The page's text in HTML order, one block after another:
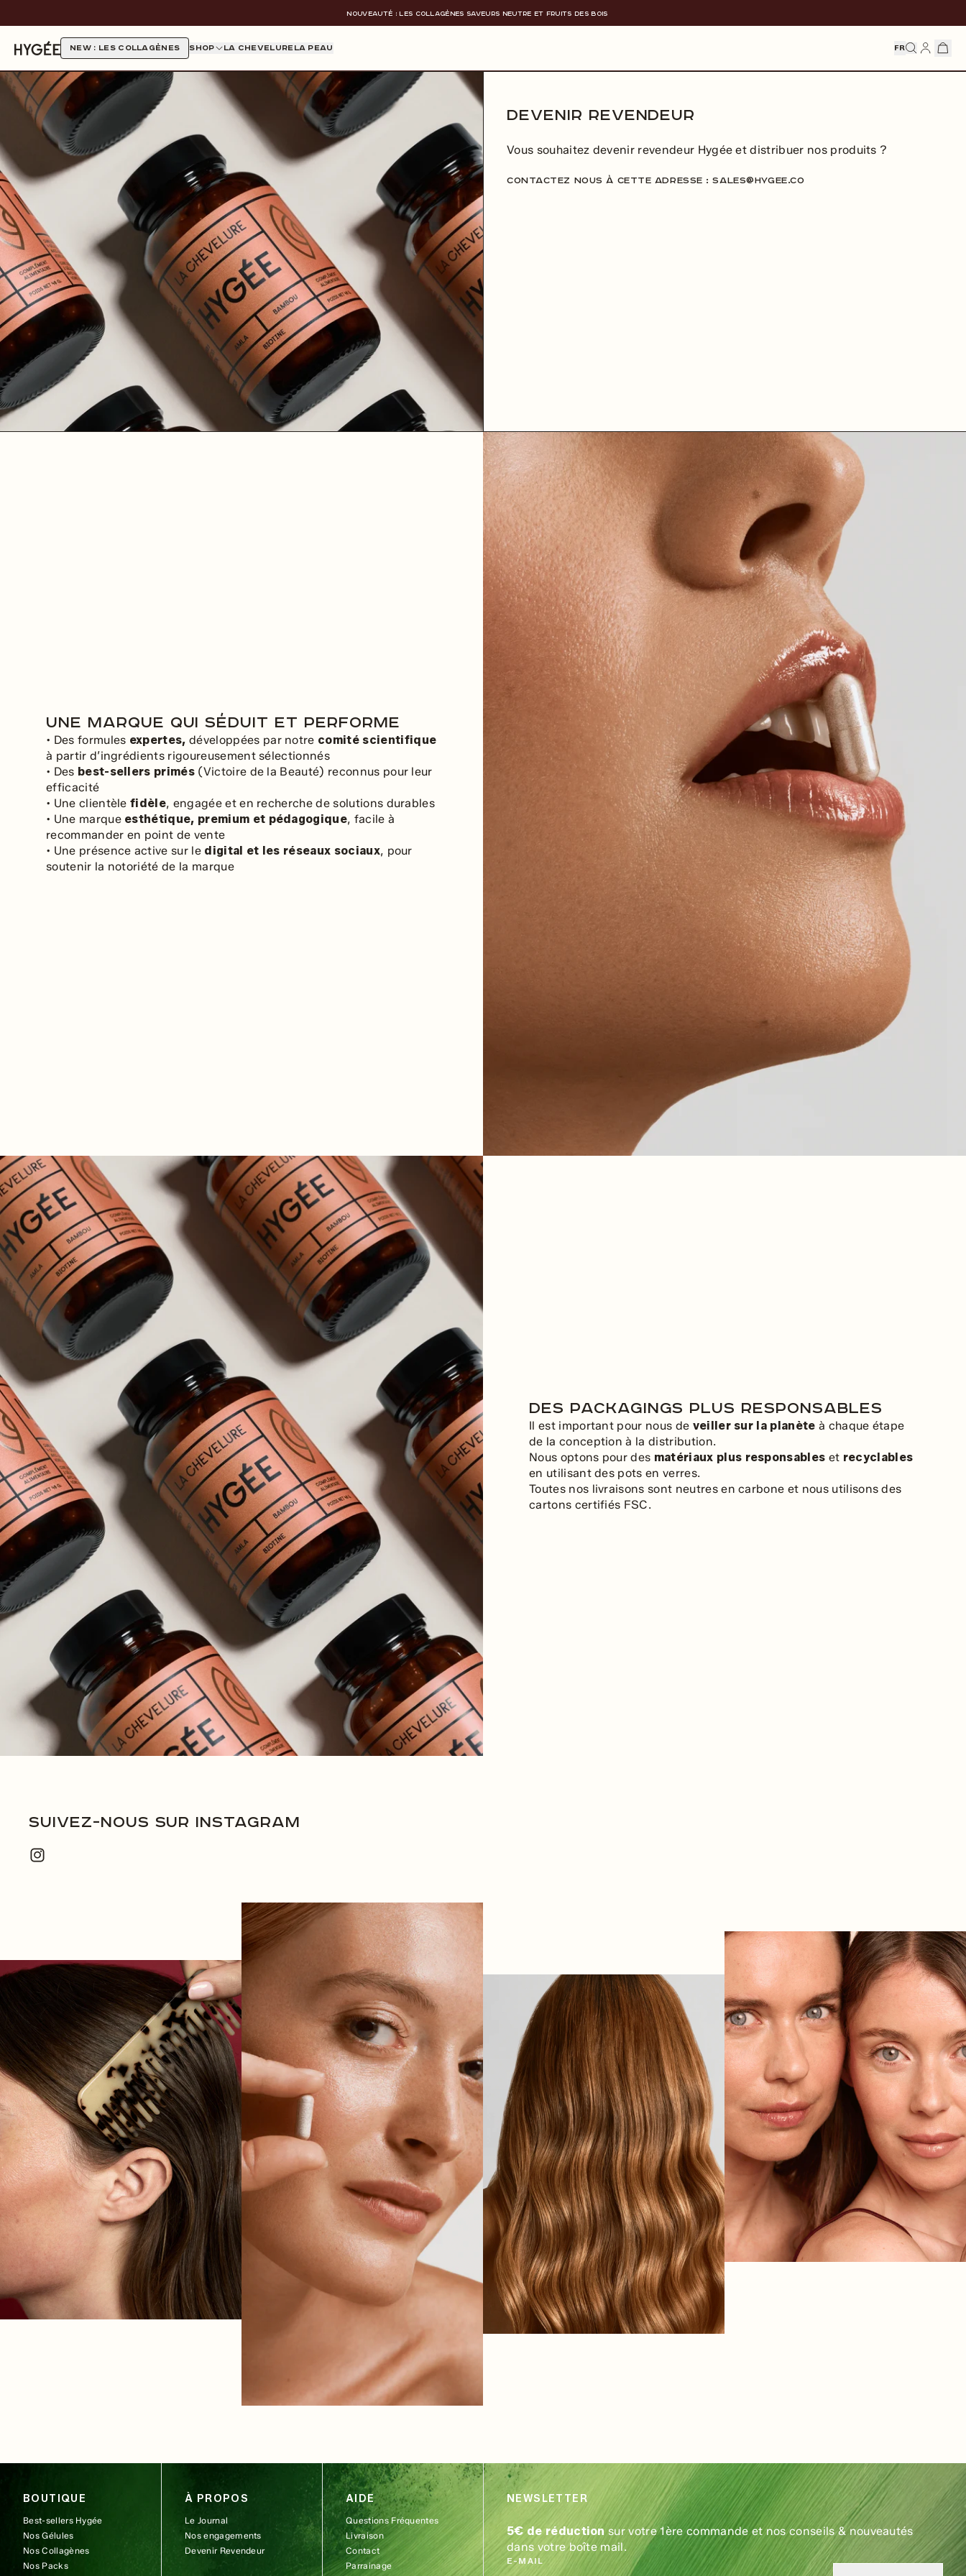
NOUVEAUTÉ : LES COLLAGÈNES SAVEURS NEUTRE ET FRUITS DES BOIS
NEW : LES COLLAGÈNES SHOP LA CHEVELURELA PEAU
HYGÉE FR
DEVENIR REVENDEUR
Vous souhaitez devenir revendeur Hygée et distribuer nos produits ?
Contactez nous à cette adresse : sales@hygee.co
Une marque qui séduit et performe
• Des formules expertes, développées par notre comité scientifique
à partir d’ingrédients rigoureusement sélectionnés
• Des best-sellers primés (Victoire de la Beauté) reconnus pour leur
efficacité
• Une clientèlefidèle, engagée et en recherche de solutions durables
• Une marque esthétique, premium et pédagogique, facile à
recommander en point de vente
• Une présence active sur le digital et les réseaux sociaux, pour
soutenir la notoriété de la marque
Des packagings plus responsables
Il est important pour nous de veiller sur la planète à chaque étape
de la conception à la distribution.
Nous optons pour des matériaux plus responsables et recyclables
en utilisant des pots en verres.
Toutes nos livraisons sont neutres en carbone et nous utilisons des
cartons certifiés FSC.
Suivez-nous sur instagram
BOUTIQUE
Best-sellers Hygée
Nos Gélules
Nos Collagènes
Nos Packs
À PROPOS
Le Journal
Nos engagements
Devenir Revendeur
AIDE
Questions Fréquentes
Livraison
Contact
Parrainage
NEWSLETTER
5€ de réduction sur votre 1ère commande et nos conseils & nouveautés
dans votre boîte mail.
E-MAIL